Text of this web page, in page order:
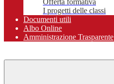
Offerta formativa
I progetti delle classi
Documenti utili
Albo Online
Amministrazione Trasparente